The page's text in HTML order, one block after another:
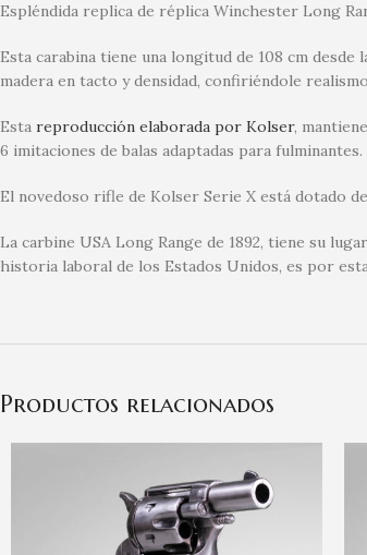
Espléndida replica de réplica Winchester Long
Esta carabina tiene una longitud de 108 cm
madera en tacto y densidad, confiriéndole
Esta reproducción elaborada por Kolser,
6 imitaciones de balas adaptadas para fulminantes.
El novedoso rifle de Kolser Serie X está dotado
La carbine USA Long Range de 1892, tiene su
historia laboral de los Estados Unidos, es por
Productos relacionados